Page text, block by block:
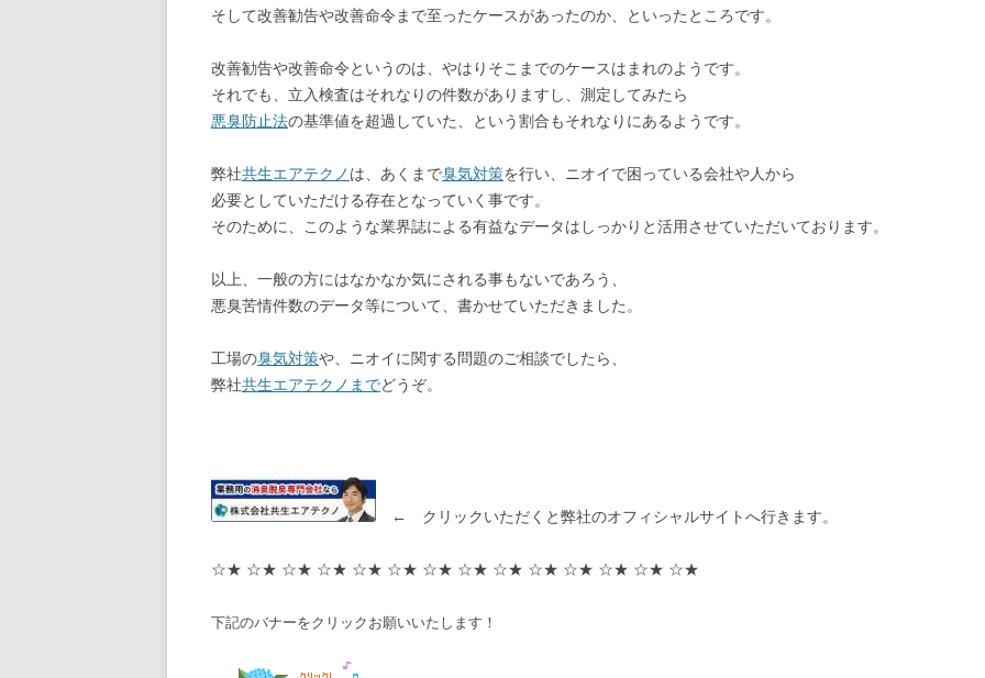
そして改善勧告や改善命令まで至ったケースがあったのか、といったところです。
改善勧告や改善命令というのは、やはりそこまでのケースはまれのようです。
それでも、立入検査はそれなりの件数がありますし、測定してみたら
悪臭防止法の基準値を超過していた、という割合もそれなりにあるようです。
弊社共生エアテクノ は、あくまで臭気対策を行い、ニオイで困っている会社や人から
必要としていただける存在となっていく事です。
そのために、このような業界誌による有益なデータはしっかりと活用させていただいております。
以上、一般の方にはなかなか気にされる事もないであろう、
悪臭苦情件数のデータ等について、書かせていただきました。
工場の臭気対策や、ニオイに関する問題のご相談でしたら、
弊社共生エアテクノまでどうぞ。
← クリックいただくと弊社のオフィシャルサイトへ行きます。
☆★ ☆★ ☆★ ☆★ ☆★ ☆★ ☆★ ☆★ ☆★ ☆★ ☆★ ☆★ ☆★ ☆★
下記のバナーをクリックお願いいたします！